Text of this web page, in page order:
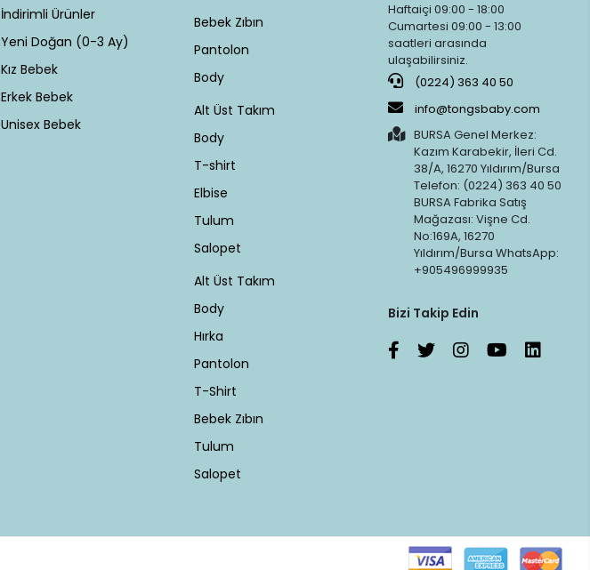
İndirimli Ürünler
Yeni Doğan (0-3 Ay)
Kız Bebek
Erkek Bebek
Unisex Bebek
Bebek Zıbın
Pantolon
Body
Alt Üst Takım
Body
T-shirt
Elbise
Tulum
Salopet
Alt Üst Takım
Body
Hırka
Pantolon
T-Shirt
Bebek Zıbın
Tulum
Salopet
Haftaiçi 09:00 - 18:00
Cumartesi 09:00 - 13:00
saatleri arasında
ulaşabilirsiniz.
(0224) 363 40 50
info@tongsbaby.com
BURSA Genel Merkez:
Kazım Karabekir, İleri Cd.
38/A, 16270 Yıldırım/Bursa
Telefon: (0224) 363 40 50
BURSA Fabrika Satış
Mağazası: Vişne Cd.
No:169A, 16270
Yıldırım/Bursa WhatsApp:
+905496999935
Bizi Takip Edin